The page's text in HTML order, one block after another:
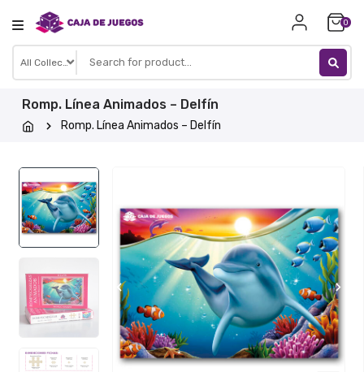
content
0
Romp. Línea Animados – Delfín
Romp. Línea Animados – Delfín